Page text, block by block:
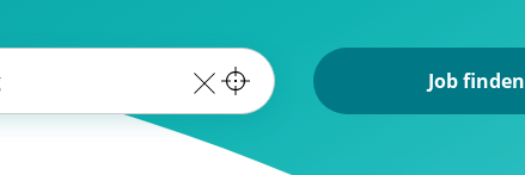
Job finden